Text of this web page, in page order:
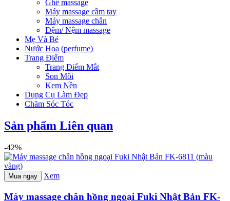
Ghế massage
Máy massage cầm tay
Máy massage chân
Đệm/ Nệm massage
Mẹ Và Bé
Nước Hoa (perfume)
Trang Điểm
Trang Điểm Mắt
Son Môi
Kem Nền
Dụng Cụ Làm Đẹp
Chăm Sóc Tóc
Sản phẩm Liên quan
-42%
Mua ngay Xem
Máy massage chân hồng ngoại Fuki Nhật Bản FK-